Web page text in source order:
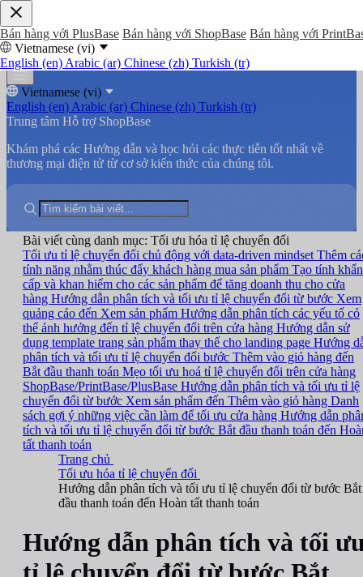
Bán hàng với PlusBase Bán hàng với ShopBase Bán hàng với
Vietnamese (vi)
English (en) Arabic (ar) Chinese (zh) Turkish (tr)
Vietnamese (vi)
English (en) Arabic (ar) Chinese (zh) Turkish (tr)
Trung tâm Hỗ trợ ShopBase
Khám phá các Hướng dẫn và học hỏi các thực tiễn tốt nhất về
thương mại điện tử từ cơ sở kiến thức của chúng tôi.
Bài viết cùng danh mục: Tối ưu hóa tỉ lệ chuyển đổi
Tối ưu tỉ lệ chuyển đổi chủ động với data-driven mindset Thêm
tính năng nhằm thúc đẩy khách hàng mua sản phẩm Tạo tính khẩn
cấp và khan hiếm cho các sản phẩm để tăng doanh thu cho cửa
hàng Hướng dẫn phân tích và tối ưu tỉ lệ chuyển đổi từ bước Xem
quảng cáo đến Xem sản phẩm Hướng dẫn phân tích các yếu tố có
thể ảnh hưởng đến tỉ lệ chuyển đổi trên cửa hàng Hướng dẫn sử
dụng template trang sản phẩm thay thế cho landing page Hướng
phân tích và tối ưu tỉ lệ chuyển đổi bước Thêm vào giỏ hàng đến
Bắt đầu thanh toán Mẹo tối ưu hoá tỉ lệ chuyển đổi trên cửa hàng
ShopBase/PrintBase/PlusBase Hướng dẫn phân tích và tối ưu tỉ lệ
chuyển đổi từ bước Xem sản phẩm đến Thêm vào giỏ hàng Danh
sách gợi ý những việc cần làm để tối ưu cửa hàng Hướng dẫn
tích và tối ưu tỉ lệ chuyển đổi từ bước Bắt đầu thanh toán đến
tất thanh toán
Trang chủ
Tối ưu hóa tỉ lệ chuyển đổi
Hướng dẫn phân tích và tối ưu tỉ lệ chuyển đổi từ bước Bắt
đầu thanh toán đến Hoàn tất thanh toán
Hướng dẫn phân tích và tối